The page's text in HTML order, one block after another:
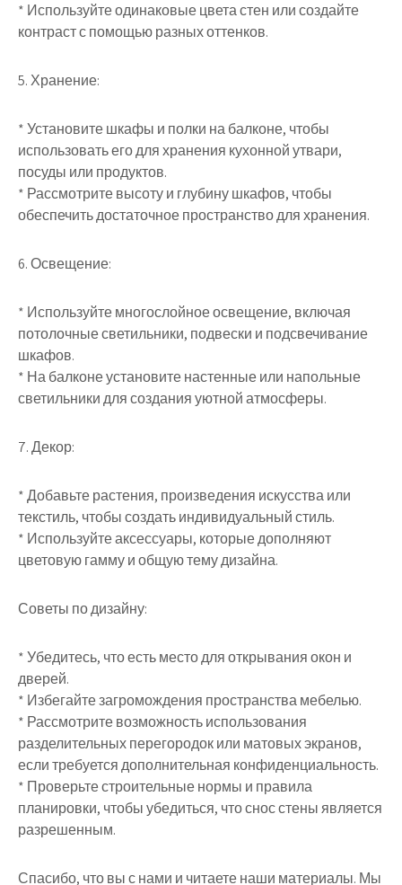
* Используйте одинаковые цвета стен или создайте
контраст с помощью разных оттенков.
5. Хранение:
* Установите шкафы и полки на балконе, чтобы
использовать его для хранения кухонной утвари,
посуды или продуктов.
* Рассмотрите высоту и глубину шкафов, чтобы
обеспечить достаточное пространство для хранения.
6. Освещение:
* Используйте многослойное освещение, включая
потолочные светильники, подвески и подсвечивание
шкафов.
* На балконе установите настенные или напольные
светильники для создания уютной атмосферы.
7. Декор:
* Добавьте растения, произведения искусства или
текстиль, чтобы создать индивидуальный стиль.
* Используйте аксессуары, которые дополняют
цветовую гамму и общую тему дизайна.
Советы по дизайну:
* Убедитесь, что есть место для открывания окон и
дверей.
* Избегайте загромождения пространства мебелью.
* Рассмотрите возможность использования
разделительных перегородок или матовых экранов,
если требуется дополнительная конфиденциальность.
* Проверьте строительные нормы и правила
планировки, чтобы убедиться, что снос стены является
разрешенным.
Спасибо, что вы с нами и читаете наши материалы. Мы